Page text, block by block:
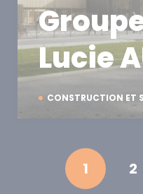
CONSTRUCTION ET
Lucie
1 2